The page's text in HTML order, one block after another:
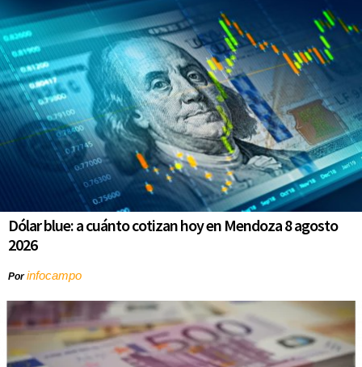
Dólar blue: a cuánto cotizan hoy en Mendoza 8 agosto
2026
Porinfocampo